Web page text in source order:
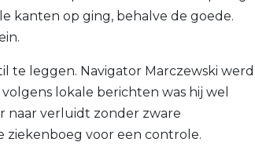
kanten op ging, behalve de goede.
te leggen. Navigator Marczewski werd
lokale berichten was hij wel
naar verluidt zonder zware
ziekenboeg voor een controle.